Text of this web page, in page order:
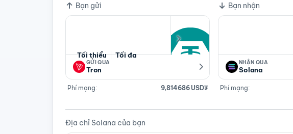
Bạn gửi
Tối thiểu Tối đa
GỬI QUA
Tron
Phí mạng: 9,814686 USD₮
Bạn nhận
NHẬN QUA
Solana
Phí mạng:
Địa chỉ Solana của bạn